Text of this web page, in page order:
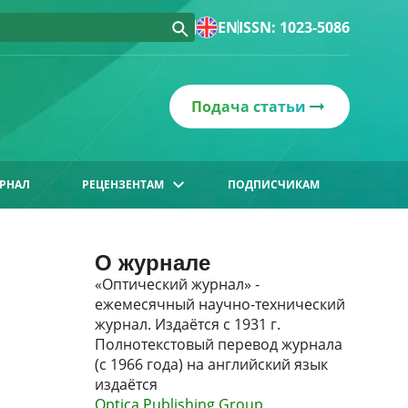
ENISSN: 1023-5086
Подача статьи
РЕЦЕНЗЕНТАМ ПОДПИСЧИКАМ
О журнале
«Оптический журнал» -
ежемесячный научно-технический
журнал. Издаётся с 1931 г.
Полнотекстовый перевод журнала
(с 1966 года) на английский язык
издаётся